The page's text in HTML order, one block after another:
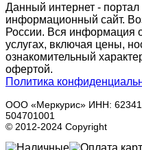
Данный интернет - портал
информационный сайт.
России. Вся информация
услугах, включая цены,
ознакомительный
офертой.
Политика
ООО «Меркурис» ИНН:
504701001
© 2012-2024 Copyright